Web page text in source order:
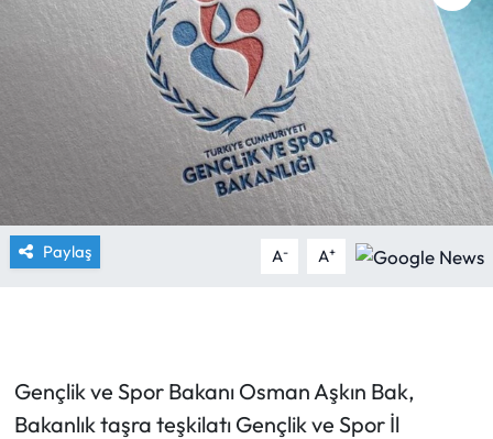
Paylaş A- A+
Gençlik ve Spor Bakanı Osman Aşkın Bak,
Bakanlık taşra teşkilatı Gençlik ve Spor İl